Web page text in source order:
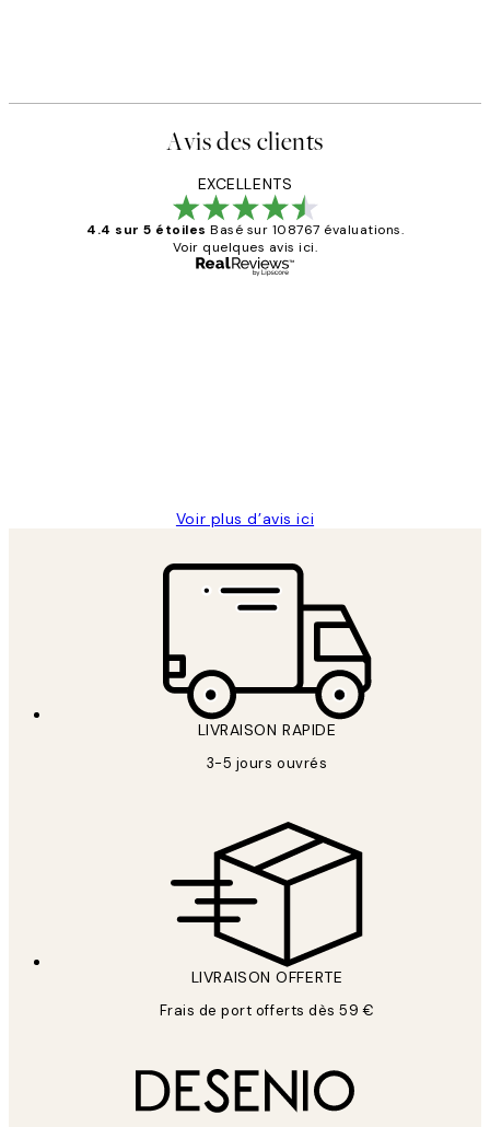
Avis des clients
EXCELLENTS
4.4 sur 5 étoiles Basé sur 108767 évaluations.
Voir quelques avis ici.
Voir plus d’avis ici
LIVRAISON RAPIDE
3-5 jours ouvrés
LIVRAISON OFFERTE
Frais de port offerts dès 59 €